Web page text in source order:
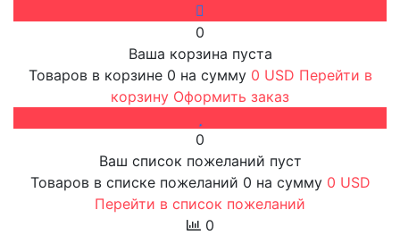
0
Ваша корзина пуста
Товаров в корзине 0 на сумму 0 USD Перейти в
корзину Оформить заказ
0
Ваш список пожеланий пуст
Товаров в списке пожеланий 0 на сумму 0 USD
Перейти в список пожеланий
0